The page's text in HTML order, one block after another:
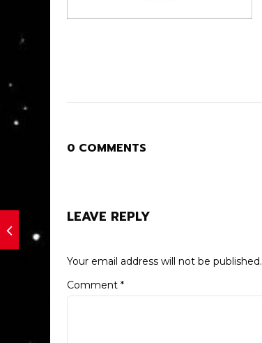
0 COMMENTS
LEAVE REPLY
Your email address will not be published.
Comment *